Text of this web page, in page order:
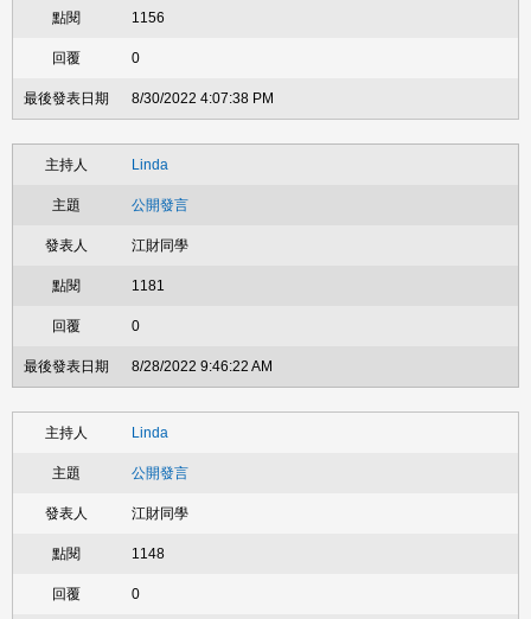
1156
0
8/30/2022 4:07:38 PM
Linda
公開發言
江財同學
1181
0
8/28/2022 9:46:22 AM
Linda
公開發言
江財同學
1148
0